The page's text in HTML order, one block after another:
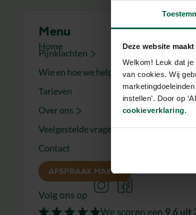
Deze website
Welkom! Leuk dat
van cookies. Wij
instellen’. Door op
cookieverklaring.
Menu
Home
Pijnklachten
Wie en hoe we helpen
Tarieven
Over ons
Veelgestelde vragen
Contact
AFSPRAAK MAKEN
Volg ons op
We scoren een 9,6 uit